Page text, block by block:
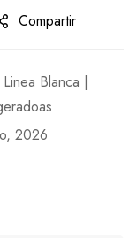
Compartir
Linea Blanca |
2026